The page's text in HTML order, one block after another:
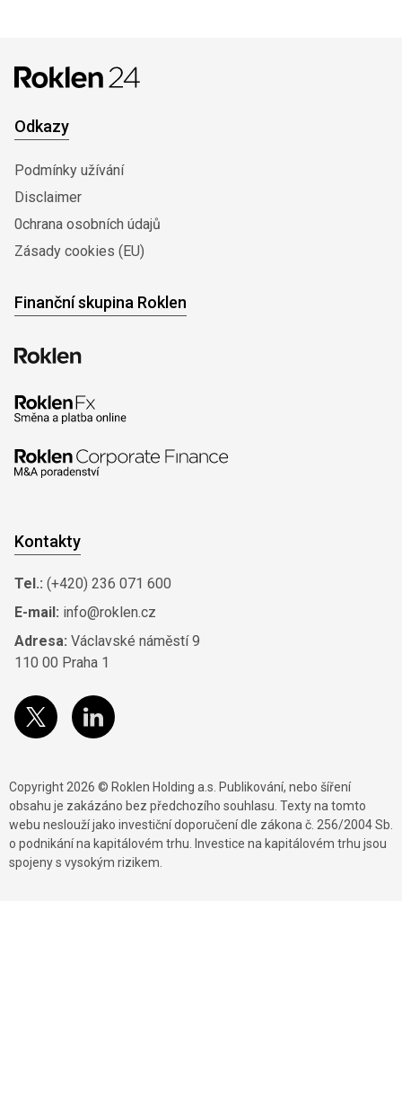
Odkazy
Podmínky užívání
Disclaimer
0chrana osobních údajů
Zásady cookies (EU)
Finanční skupina Roklen
Kontakty
Tel.: (+420) 236 071 600
E-mail: info@roklen.cz
Adresa: Václavské náměstí 9
110 00 Praha 1
Copyright 2026 © Roklen Holding a.s. Publikování, nebo šíření
obsahu je zakázáno bez předchozího souhlasu. Texty na tomto
webu neslouží jako investiční doporučení dle zákona č. 256/2004 Sb.
o podnikání na kapitálovém trhu. Investice na kapitálovém trhu jsou
spojeny s vysokým rizikem.